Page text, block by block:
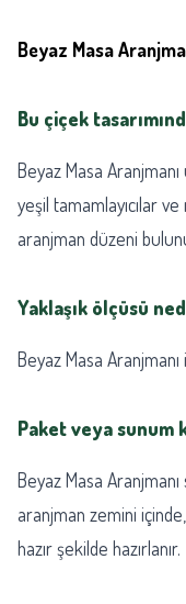
Beyaz Masa
Bu çiçek
Beyaz Masa
yeşil tamamlayıcılar
aranjman düzeni
Yaklaşık ölçüsü
Beyaz Masa
Paket veya sunum
Beyaz Masa
aranjman zemini
hazır şekilde hazırlanır.